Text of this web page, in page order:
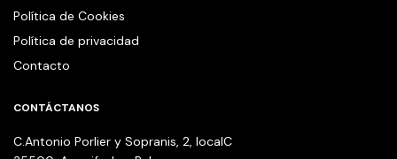
Política de Cookies
Política de privacidad
Contacto
CONTÁCTANOS
C.Antonio Porlier y Sopranis, 2, localC